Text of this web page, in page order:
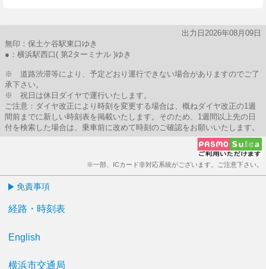
出力日2026年08月09日
無印：保土ケ谷駅東口ゆき
●：横浜駅西口( 第2ターミナル )ゆき
※ 道路渋滞等により、予定どおり運行できない場合がありますのでご了
承下さい。
※ 祝日は休日ダイヤで運行いたします。
ご注意：ダイヤ改正により時刻を変更する場合は、概ねダイヤ改正の1週
間前までに新しい時刻表を掲載いたします。そのため、1週間以上先の日
付を検索した場合は、乗車前に改めて時刻のご確認をお願いいたします。
※一部、ICカード非対応系統がございます。ご注意下さい。
免責事項
経路・時刻表
English
横浜市交通局